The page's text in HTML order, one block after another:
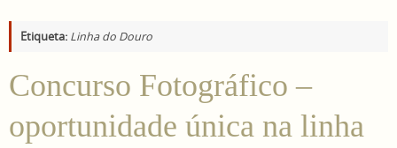
Etiqueta: Linha do Douro
Concurso Fotográfico –
oportunidade única na linha